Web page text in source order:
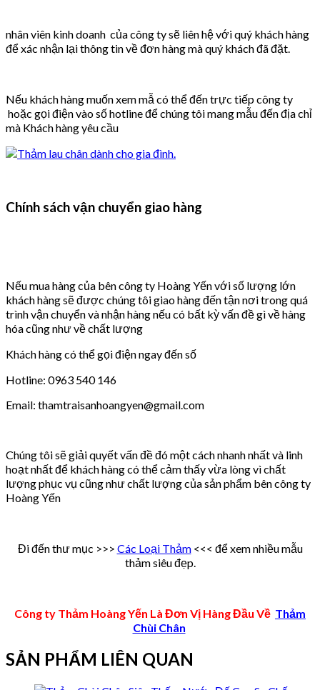
nhân viên kinh doanh của công ty sẽ liên hệ với quý khách hàng
để xác nhận lại thông tin về đơn hàng mà quý khách đã đặt.
Nếu khách hàng muốn xem mẫ có thể đến trực tiếp công ty
hoặc gọi điện vào số hotline để chúng tôi mang mẫu đến địa chỉ
mà Khách hàng yêu cầu
Chính sách vận chuyển giao hàng
Nếu mua hàng của bên công ty Hoàng Yến với số lượng lớn
khách hàng sẽ được chúng tôi giao hàng đến tận nơi trong quá
trình vận chuyển và nhận hàng nếu có bất kỳ vấn đề gì về hàng
hóa cũng như về chất lượng
Khách hàng có thể gọi điện ngay đến số
Hotline: 0963 540 146
Email: thamtraisanhoangyen@gmail.com
Chúng tôi sẽ giải quyết vấn đề đó một cách nhanh nhất và linh
hoạt nhất để khách hàng có thể cảm thấy vừa lòng vì chất
lượng phục vụ cũng như chất lượng của sản phẩm bên công ty
Hoàng Yến
Đi đến thư mục >>> Các Loại Thảm<<< để xem nhiều mẫu
thảm siêu đẹp.
Công ty Thảm Hoàng Yến Là Đơn Vị Hàng Đầu Về Thảm
Chùi Chân
SẢN PHẨM LIÊN QUAN